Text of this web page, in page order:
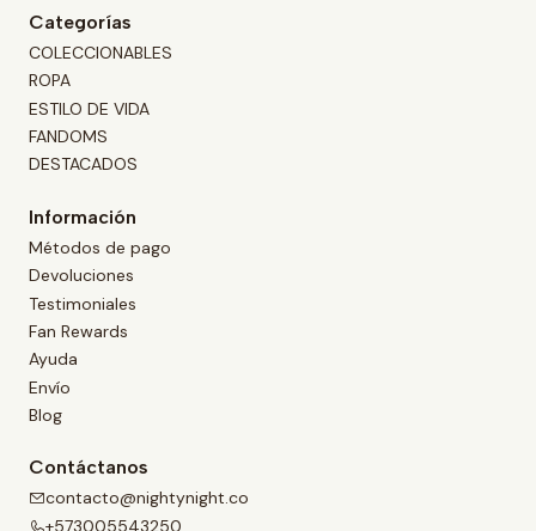
Categorías
COLECCIONABLES
ROPA
ESTILO DE VIDA
FANDOMS
DESTACADOS
Información
Métodos de pago
Devoluciones
Testimoniales
Fan Rewards
Ayuda
Envío
Blog
Contáctanos
contacto@nightynight.co
+573005543250